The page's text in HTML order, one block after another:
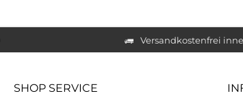
Versandkostenfrei
SHOP SERVICE